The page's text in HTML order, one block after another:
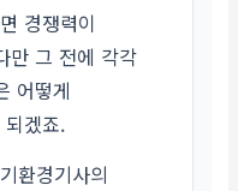
경쟁력이
만 그 전에 각각
어떻게
겠죠.
환경기사의